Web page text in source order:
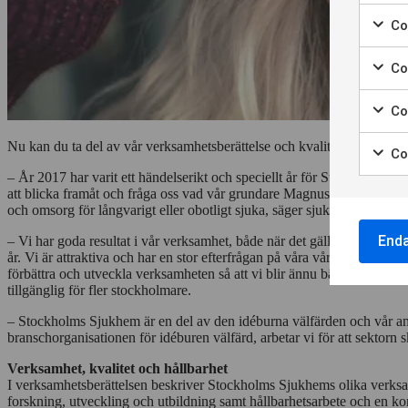
Nu kan du ta del av vår verksamhetsberättelse och
– År 2017 har varit ett händelserikt och speciellt år för Stockholms
att blicka framåt och fråga oss vad vår grundare Magnus Huss
och omsorg för långvarigt eller obotligt sjuka, säger sjukhusdirektör
– Vi har goda resultat i vår verksamhet, både när det gäller
år. Vi är attraktiva och har en stor efterfrågan på våra vård- och
förbättra och utveckla verksamheten så att vi blir ännu bättre
tillgänglig för fler stockholmare.
– Stockholms Sjukhem är en del av den idéburna välfärden och vår
branschorganisationen för idéburen välfärd, arbetar vi för att
Verksamhet, kvalitet och hållbarhet
I verksamhetsberättelsen beskriver Stockholms Sjukhems olika
forskning, utveckling och utbildning samt hållbarhetsarbete och en
för
till
av
för
till
av
för
för
till
för
för
av
för
till